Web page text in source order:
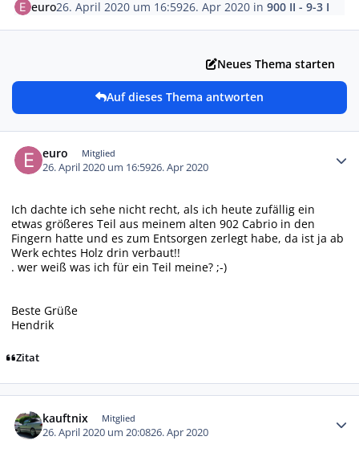
euro26. April 2020 um 16:5926. Apr 2020 in900 II - 9-3 I
Neues Thema starten
Auf dieses Thema antworten
euro Mitglied
26. April 2020 um 16:5926. Apr 2020
Ich dachte ich sehe nicht recht, als ich heute zufällig ein
etwas größeres Teil aus meinem alten 902 Cabrio in den
Fingern hatte und es zum Entsorgen zerlegt habe, da ist ja ab
Werk echtes Holz drin verbaut!!
. wer weiß was ich für ein Teil meine? ;-)
Beste Grüße
Hendrik
Zitat
kauftnix Mitglied
26. April 2020 um 20:0826. Apr 2020